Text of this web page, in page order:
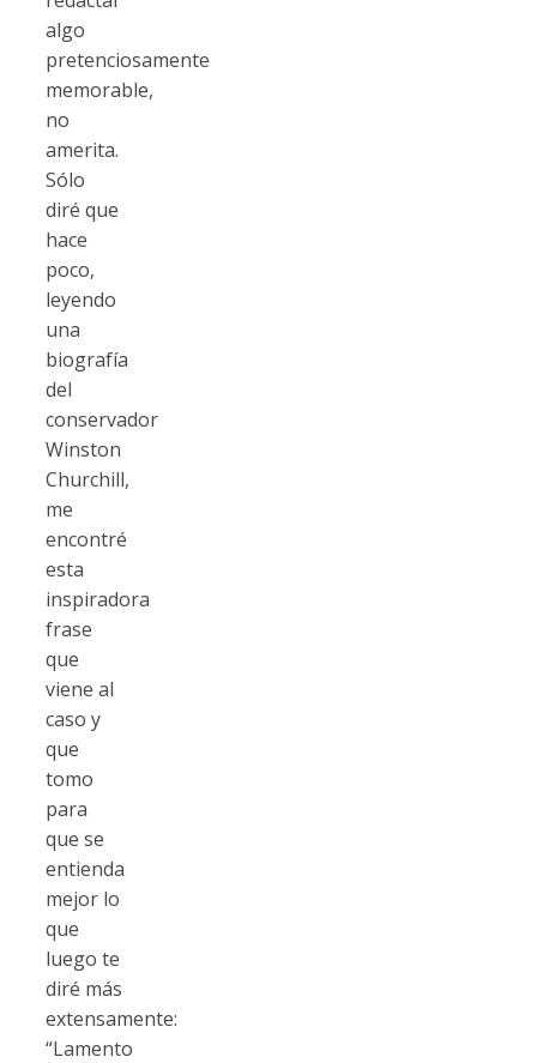
algo
pretenciosamente
memorable,
no
amerita.
Sólo
diré que
hace
poco,
leyendo
una
biografía
del
conservador
Winston
Churchill,
me
encontré
esta
inspiradora
frase
que
viene al
caso y
que
tomo
para
que se
entienda
mejor lo
que
luego te
diré más
extensamente:
“Lamento